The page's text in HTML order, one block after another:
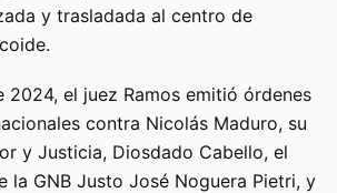
y trasladada al centro de
2024, el juez Ramos emitió órdenes
contra Nicolás Maduro, su
y Justicia, Diosdado Cabello, el
la GNB Justo José Noguera Pietri, y